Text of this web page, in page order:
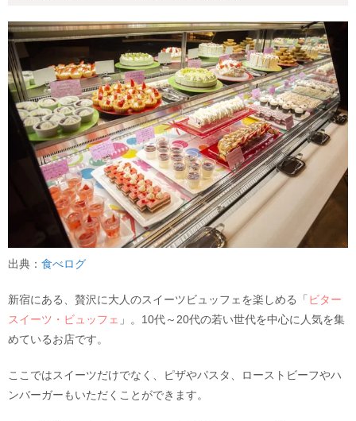
出典： 食べログ
新宿にある、贅沢に大人のスイーツビュッフェを楽しめる「 ビター
スイーツ・ビュッフェ 」。10代～20代の若い世代を中心に人気を集
めているお店です。
ここではスイーツだけでなく、ピザやパスタ、ローストビーフやハ
ンバーガーもいただくことができます。